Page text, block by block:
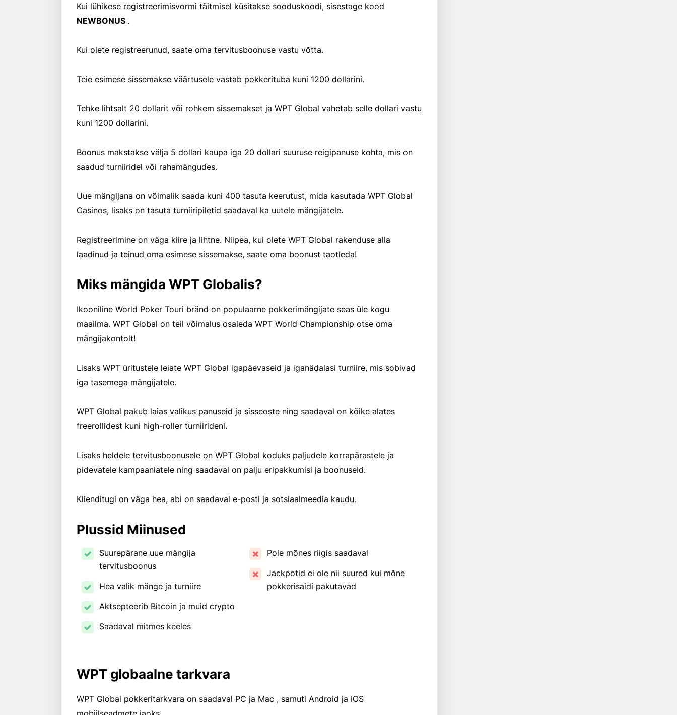
Kui lühikese registreerimisvormi täitmisel küsitakse sooduskoodi, sisestage kood
NEWBONUS .
Kui olete registreerunud, saate oma tervitusboonuse vastu võtta.
Teie esimese sissemakse väärtusele vastab pokkerituba kuni 1200 dollarini.
Tehke lihtsalt 20 dollarit või rohkem sissemakset ja WPT Global vahetab selle dollari vastu
kuni 1200 dollarini.
Boonus makstakse välja 5 dollari kaupa iga 20 dollari suuruse reigipanuse kohta, mis on
saadud turniiridel või rahamängudes.
Uue mängijana on võimalik saada kuni 400 tasuta keerutust, mida kasutada WPT Global
Casinos, lisaks on tasuta turniiripiletid saadaval ka uutele mängijatele.
Registreerimine on väga kiire ja lihtne. Niipea, kui olete WPT Global rakenduse alla
laadinud ja teinud oma esimese sissemakse, saate oma boonust taotleda!
Miks mängida WPT Globalis?
Ikooniline World Poker Touri bränd on populaarne pokkerimängijate seas üle kogu
maailma. WPT Global on teil võimalus osaleda WPT World Championship otse oma
mängijakontolt!
Lisaks WPT üritustele leiate WPT Global igapäevaseid ja iganädalasi turniire, mis sobivad
iga tasemega mängijatele.
WPT Global pakub laias valikus panuseid ja sisseoste ning saadaval on kõike alates
freerollidest kuni high-roller turniirideni.
Lisaks heldele tervitusboonusele on WPT Global koduks paljudele korrapärastele ja
pidevatele kampaaniatele ning saadaval on palju eripakkumisi ja boonuseid.
Klienditugi on väga hea, abi on saadaval e-posti ja sotsiaalmeedia kaudu.
Plussid Miinused
Suurepärane uue mängija
tervitusboonus
Hea valik mänge ja turniire
Aktsepteerib Bitcoin ja muid crypto
Saadaval mitmes keeles
Pole mõnes riigis saadaval
Jackpotid ei ole nii suured kui mõne
pokkerisaidi pakutavad
WPT globaalne tarkvara
WPT Global pokkeritarkvara on saadaval PC ja Mac , samuti Android ja iOS